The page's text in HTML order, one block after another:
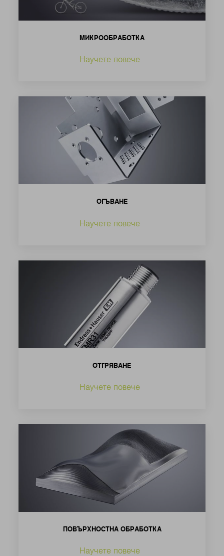
МИКРООБРАБОТКА
Научете повече
ОГЪВАНЕ
Научете повече
ОТГРЯВАНЕ
Научете повече
ПОВЪРХНОСТНА ОБРАБОТКА
Научете повече